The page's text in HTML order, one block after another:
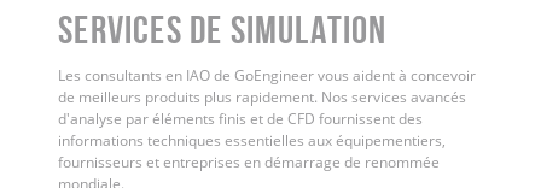
Services de simulation
Les consultants en IAO de GoEngineer vous aident à concevoir
de meilleurs produits plus rapidement. Nos services avancés
d'analyse par éléments finis et de CFD fournissent des
informations techniques essentielles aux équipementiers,
fournisseurs et entreprises en démarrage de renommée